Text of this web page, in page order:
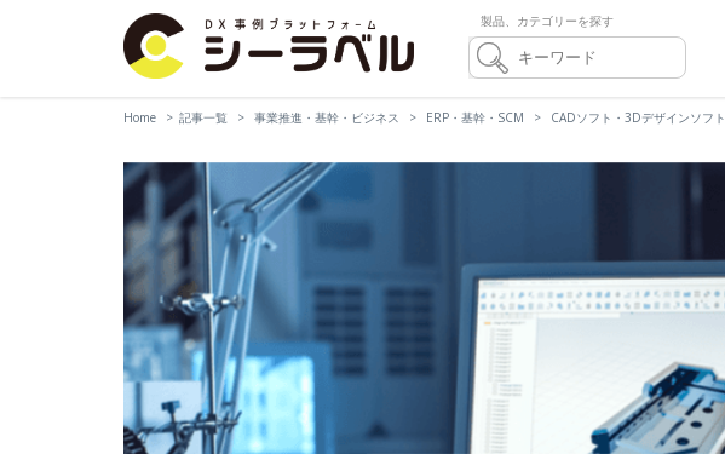
製品、カテゴリーを探す
Home 記事一覧 事業推進・基幹・ビジネス ERP・基幹・SCM CADソフト・3Dデザインソフト